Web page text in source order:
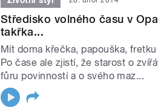
Středisko volného času v
takřka...
Mít doma křečka, papouška,
Po čase ale zjistí, že starost o
fůru povinností a o svého maz...